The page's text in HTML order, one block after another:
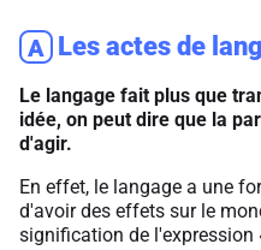
A Les actes de
Le langage fait plus que
idée, on peut dire que la
d'agir.
En effet, le langage a une
d'avoir des effets sur le
signification de l'expression